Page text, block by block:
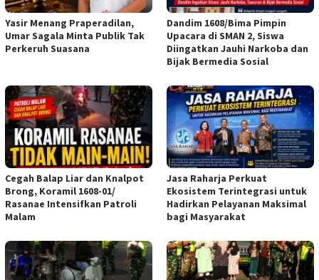
Yasir Menang Praperadilan,
Umar Sagala Minta Publik Tak
Perkeruh Suasana
Dandim 1608/Bima Pimpin
Upacara di SMAN 2, Siswa
Diingatkan Jauhi Narkoba dan
Bijak Bermedia Sosial
Cegah Balap Liar dan Knalpot
Brong, Koramil 1608-01/
Rasanae Intensifkan Patroli
Malam
Jasa Raharja Perkuat
Ekosistem Terintegrasi untuk
Hadirkan Pelayanan Maksimal
bagi Masyarakat